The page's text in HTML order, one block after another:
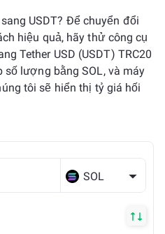
USDT? Để chuyển đổi
hiệu quả, hãy thử công cụ
Tether USD (USDT) TRC20
số lượng bằng SOL, và máy
tôi sẽ hiển thị tỷ giá hối
SOL